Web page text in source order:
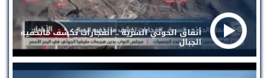
أنفاق الحوثي السرية .. انفجارات تكشف ماتخفيه
الجبال